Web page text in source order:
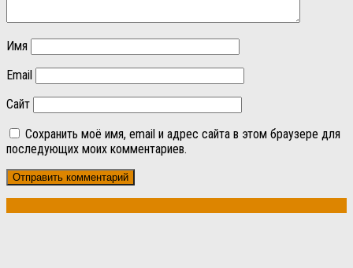
Имя
Email
Сайт
Сохранить моё имя, email и адрес сайта в этом браузере для
последующих моих комментариев.